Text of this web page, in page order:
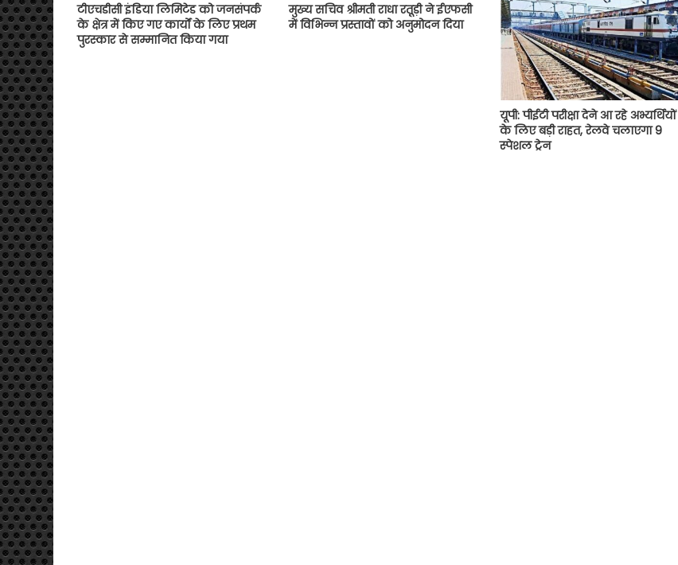
टीएचडीसी इंडिया लिमिटेड को जनसंपर्क
के क्षेत्र में किए गए कार्यों के लिए प्रथम
पुरस्कार से सम्मानित किया गया
मुख्य सचिव श्रीमती राधा रतूड़ी ने ईएफसी
में विभिन्न प्रस्तावों को अनुमोदन दिया
यूपी: पीईटी परीक्षा देने आ रहे अभ्यर्थियों
के लिए बड़ी राहत, रेलवे चलाएगा 9
स्पेशल ट्रेन